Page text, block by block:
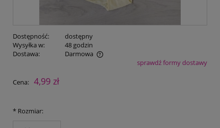
Dostępność:
dostępny
Wysyłka w:
48 godzin
Dostawa:
Darmowa
Cena nie zawiera ewentualnych kosztów płatnościsprawdź formy dostawy
Cena: 4,99 zł
* Rozmiar: